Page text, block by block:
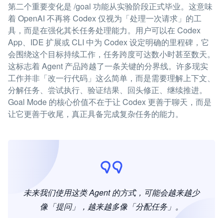
第二个重要变化是 /goal 功能从实验阶段正式毕业。这意味
着 OpenAI 不再将 Codex 仅视为「处理一次请求」的工
具，而是在强化其长任务处理能力。用户可以在 Codex
App、IDE 扩展或 CLI 中为 Codex 设定明确的里程碑，它
会围绕这个目标持续工作，任务跨度可达数小时甚至数天。
这标志着 Agent 产品跨越了一条关键的分界线。许多现实
工作并非「改一行代码」这么简单，而是需要理解上下文、
分解任务、尝试执行、验证结果、回头修正、继续推进。
Goal Mode 的核心价值不在于让 Codex 更善于聊天，而是
让它更善于收尾，真正具备完成复杂任务的能力。
未来我们使用这类 Agent 的方式，可能会越来越少
像「提问」，越来越多像「分配任务」。